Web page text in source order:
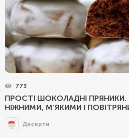
773
ПРОСТІ ШОКОЛАДНІ
НІЖНИМИ, М’ЯКИМИ І
Десерти